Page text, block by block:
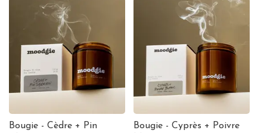
Bougie - Cèdre + Pin
Bougie - Cyprès + Poivre